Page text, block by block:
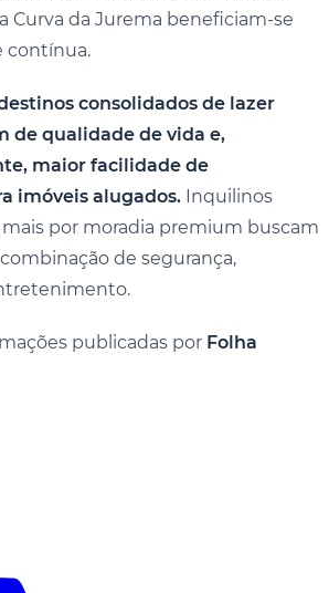
Curva da Jurema beneficiam-se
contínua.
consolidados de lazer
de qualidade de vida e,
maior facilidade de
imóveis alugados. Inquilinos
por moradia premium buscam
de segurança,
publicadas por Folha